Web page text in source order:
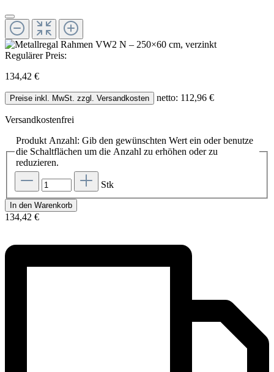
Regulärer Preis:
134,42 €
Preise inkl. MwSt. zzgl. Versandkosten netto: 112,96 €
Versandkostenfrei
Produkt Anzahl: Gib den gewünschten Wert ein oder benutze
die Schaltflächen um die Anzahl zu erhöhen oder zu
reduzieren.
Stk
In den Warenkorb
134,42 €